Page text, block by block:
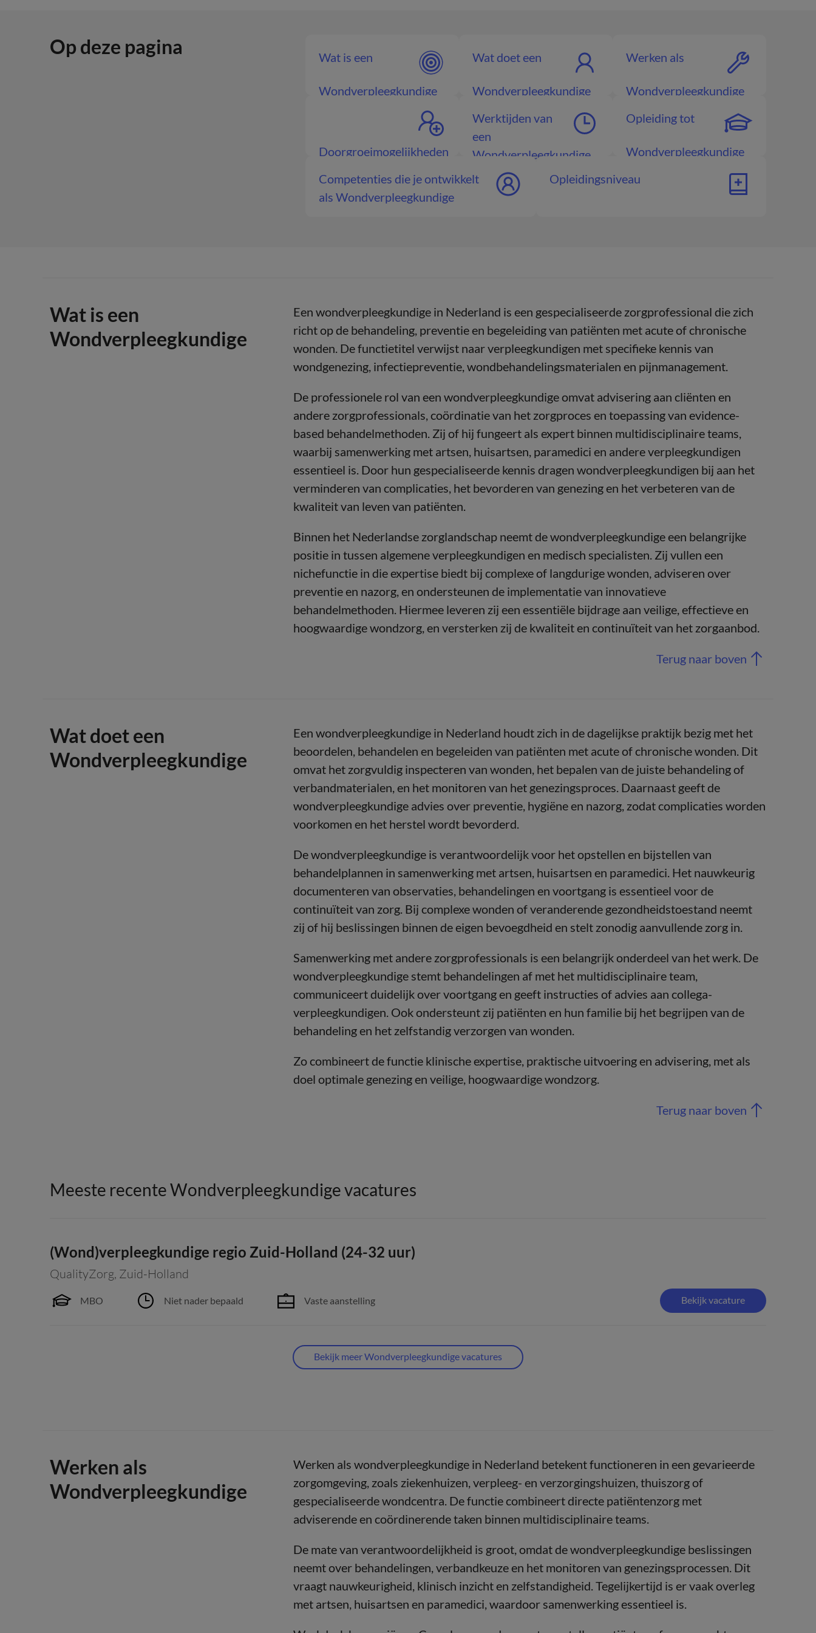
Op deze pagina Wat is een
Wondverpleegkundige
Wat doet een
Wondverpleegkundige
Werken als
Wondverpleegkundige
Doorgroeimogelijkheden
Werktijden van
een
Wondverpleegkundige
Opleiding tot
Wondverpleegkundige
Competenties die je ontwikkelt
als Wondverpleegkundige
Opleidingsniveau
Wat is een
Wondverpleegkundige
Een wondverpleegkundige in Nederland is een gespecialiseerde zorgprofessional die zich
richt op de behandeling, preventie en begeleiding van patiënten met acute of chronische
wonden. De functietitel verwijst naar verpleegkundigen met specifieke kennis van
wondgenezing, infectiepreventie, wondbehandelingsmaterialen en pijnmanagement.
De professionele rol van een wondverpleegkundige omvat advisering aan cliënten en
andere zorgprofessionals, coördinatie van het zorgproces en toepassing van evidence-
based behandelmethoden. Zij of hij fungeert als expert binnen multidisciplinaire teams,
waarbij samenwerking met artsen, huisartsen, paramedici en andere verpleegkundigen
essentieel is. Door hun gespecialiseerde kennis dragen wondverpleegkundigen bij aan het
verminderen van complicaties, het bevorderen van genezing en het verbeteren van de
kwaliteit van leven van patiënten.
Binnen het Nederlandse zorglandschap neemt de wondverpleegkundige een belangrijke
positie in tussen algemene verpleegkundigen en medisch specialisten. Zij vullen een
nichefunctie in die expertise biedt bij complexe of langdurige wonden, adviseren over
preventie en nazorg, en ondersteunen de implementatie van innovatieve
behandelmethoden. Hiermee leveren zij een essentiële bijdrage aan veilige, effectieve en
hoogwaardige wondzorg, en versterken zij de kwaliteit en continuïteit van het zorgaanbod.
Terug naar boven
Wat doet een
Wondverpleegkundige
Een wondverpleegkundige in Nederland houdt zich in de dagelijkse praktijk bezig met het
beoordelen, behandelen en begeleiden van patiënten met acute of chronische wonden. Dit
omvat het zorgvuldig inspecteren van wonden, het bepalen van de juiste behandeling of
verbandmaterialen, en het monitoren van het genezingsproces. Daarnaast geeft de
wondverpleegkundige advies over preventie, hygiëne en nazorg, zodat complicaties worden
voorkomen en het herstel wordt bevorderd.
De wondverpleegkundige is verantwoordelijk voor het opstellen en bijstellen van
behandelplannen in samenwerking met artsen, huisartsen en paramedici. Het nauwkeurig
documenteren van observaties, behandelingen en voortgang is essentieel voor de
continuïteit van zorg. Bij complexe wonden of veranderende gezondheidstoestand neemt
zij of hij beslissingen binnen de eigen bevoegdheid en stelt zonodig aanvullende zorg in.
Samenwerking met andere zorgprofessionals is een belangrijk onderdeel van het werk. De
wondverpleegkundige stemt behandelingen af met het multidisciplinaire team,
communiceert duidelijk over voortgang en geeft instructies of advies aan collega-
verpleegkundigen. Ook ondersteunt zij patiënten en hun familie bij het begrijpen van de
behandeling en het zelfstandig verzorgen van wonden.
Zo combineert de functie klinische expertise, praktische uitvoering en advisering, met als
doel optimale genezing en veilige, hoogwaardige wondzorg.
Terug naar boven
Meeste recente Wondverpleegkundige vacatures
(Wond)verpleegkundige regio Zuid-Holland (24-32 uur)
QualityZorg, Zuid-Holland
MBO Niet nader bepaald Vaste aanstelling Bekijk vacature
Bekijk meer Wondverpleegkundige vacatures
Werken als
Wondverpleegkundige
Werken als wondverpleegkundige in Nederland betekent functioneren in een gevarieerde
zorgomgeving, zoals ziekenhuizen, verpleeg- en verzorgingshuizen, thuiszorg of
gespecialiseerde wondcentra. De functie combineert directe patiëntenzorg met
adviserende en coördinerende taken binnen multidisciplinaire teams.
De mate van verantwoordelijkheid is groot, omdat de wondverpleegkundige beslissingen
neemt over behandelingen, verbandkeuze en het monitoren van genezingsprocessen. Dit
vraagt nauwkeurigheid, klinisch inzicht en zelfstandigheid. Tegelijkertijd is er vaak overleg
met artsen, huisartsen en paramedici, waardoor samenwerking essentieel is.